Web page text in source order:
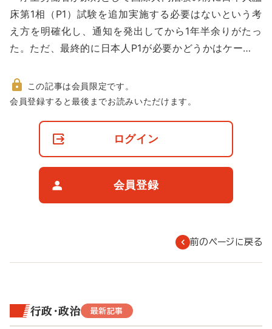
動床第1相（P1）試験を追加実施する必要はないという考
え方を明確化し、通知を発出してから1年半余りがたっ
た。ただ、最終的に日本人P1が必要かどうかはケー…
非
この記事は会員限定です。
会員登録すると最後までお読みいただけます。
ログイン
会員登録
前のページに戻る
行政・政治 最新記事